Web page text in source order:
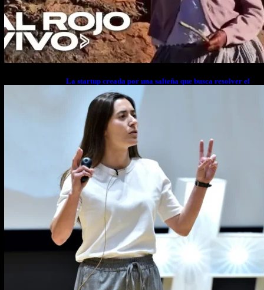
La startup creada por una salteña que busca resolver el
estrés financiero en Latinoamérica